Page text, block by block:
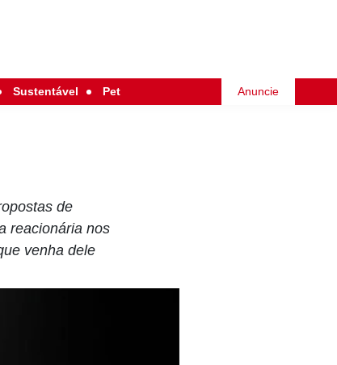
Sustentável Pet Anuncie
de
reacionária nos
venha dele